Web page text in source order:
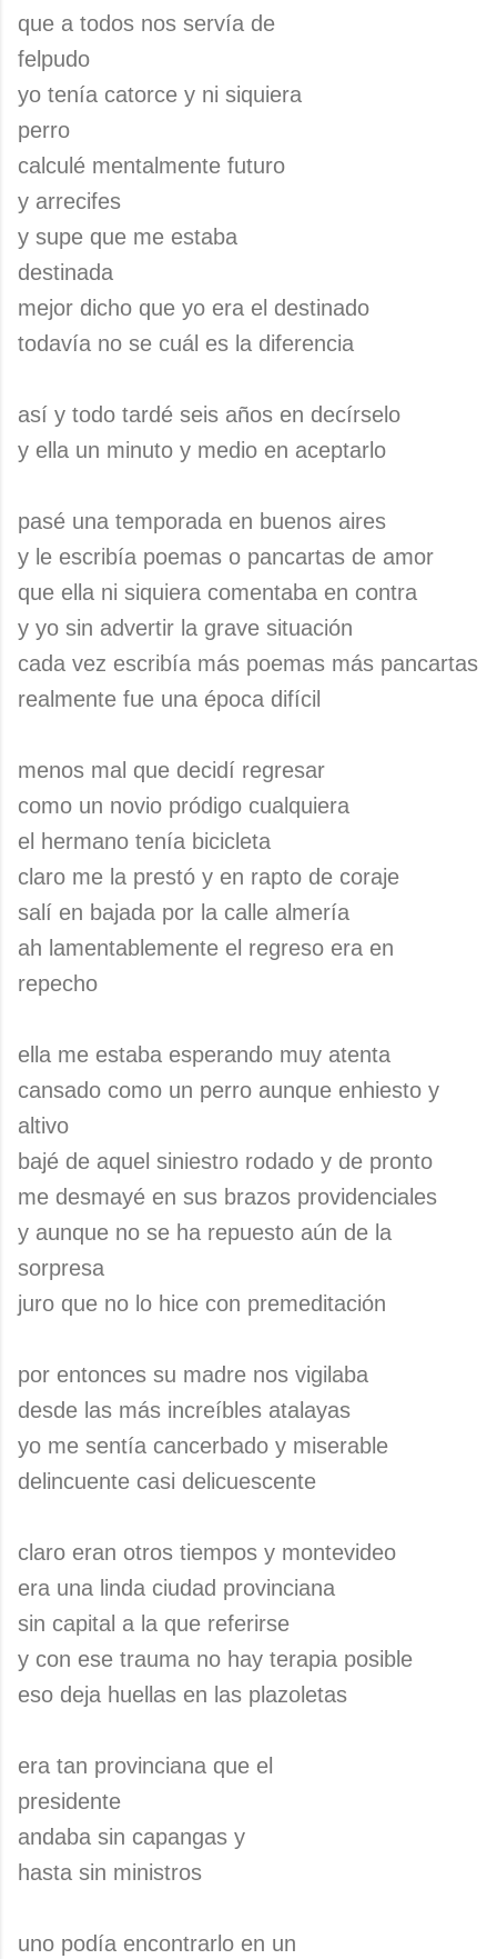
que a todos nos servía de
felpudo
yo tenía catorce y ni siquiera
perro
calculé mentalmente futuro
y arrecifes
y supe que me estaba
destinada
mejor dicho que yo era el destinado
todavía no se cuál es la diferencia
así y todo tardé seis años en decírselo
y ella un minuto y medio en aceptarlo
pasé una temporada en buenos aires
y le escribía poemas o pancartas de amor
que ella ni siquiera comentaba en contra
y yo sin advertir la grave situación
cada vez escribía más poemas más pancartas
realmente fue una época difícil
menos mal que decidí regresar
como un novio pródigo cualquiera
el hermano tenía bicicleta
claro me la prestó y en rapto de coraje
salí en bajada por la calle almería
ah lamentablemente el regreso era en
repecho
ella me estaba esperando muy atenta
cansado como un perro aunque enhiesto y
altivo
bajé de aquel siniestro rodado y de pronto
me desmayé en sus brazos providenciales
y aunque no se ha repuesto aún de la
sorpresa
juro que no lo hice con premeditación
por entonces su madre nos vigilaba
desde las más increíbles atalayas
yo me sentía cancerbado y miserable
delincuente casi delicuescente
claro eran otros tiempos y montevideo
era una linda ciudad provinciana
sin capital a la que referirse
y con ese trauma no hay terapia posible
eso deja huellas en las plazoletas
era tan provinciana que el
presidente
andaba sin capangas y
hasta sin ministros
uno podía encontrarlo en un